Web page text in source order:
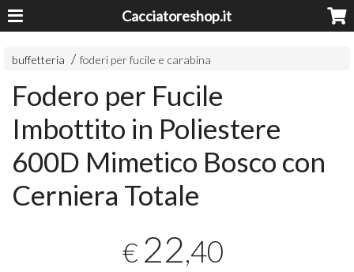
Cacciatoreshop.it
buffetteria foderi per fucile e carabina
Fodero per Fucile
Imbottito in Poliestere
600D Mimetico Bosco con
Cerniera Totale
€ 22,40